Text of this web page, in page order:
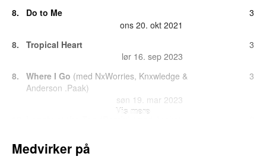
8.
Do to Me
ons 20. okt 2021
3
8.
Tropical Heart
lør 16. sep 2023
3
8. Where I Go (med NxWorries, Knxwledge &
Anderson .Paak)
søn 19. mar 2023
3
12. Slide (Unknown Edit)
Vis mere
Medvirker på